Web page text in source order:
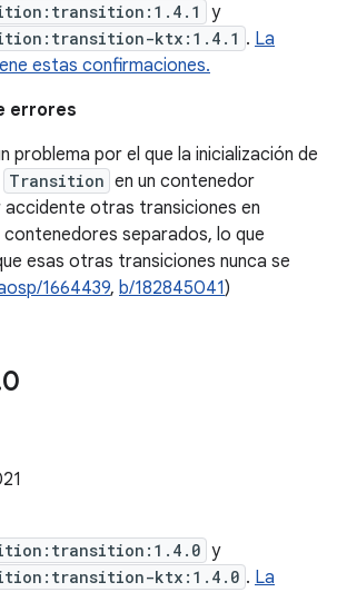
y
ktx:1.4.1 . La
estas confirmaciones.
errores
problema por el que la inicialización de
Transition en un contenedor
accidente otras transiciones en
contenedores separados, lo que
esas otras transiciones nunca se
1664439, b/182845041)
0
y
ktx:1.4.0 . La